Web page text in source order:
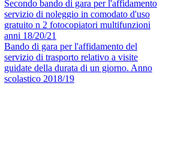
Secondo bando di gara per l'affidamento
servizio di noleggio in comodato d'uso
gratuito n 2 fotocopiatori multifunzioni
anni 18/20/21
Bando di gara per l'affidamento del
servizio di trasporto relativo a visite
guidate della durata di un giorno. Anno
scolastico 2018/19